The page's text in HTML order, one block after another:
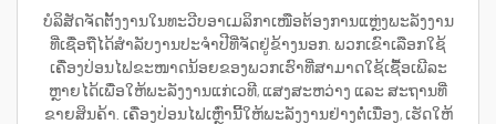
ບໍລິສັດຈັດຕັ້ງງານໃນທະວີບອາເມລິກາເໜືອຕ້ອງການແຫຼ່ງພະລັງງານ
ທີ່ເຊື່ອຖືໄດ້ສຳລັບງານປະຈຳປີທີ່ຈັດຢູ່ຂ້າງນອກ. ພວກເຂົາເລືອກໃຊ້
ເຄື່ອງປ່ອນໄຟຂະໜາດນ້ອຍຂອງພວກເຮົາທີ່ສາມາດໃຊ້ເຊື້ອເພີລະ
ຫຼາຍໄດ້ເພື່ອໃຫ້ພະລັງງານແກ່ເວທີ, ແສງສະຫວ່າງ ແລະ ສະຖານທີ່
ຂາຍສິນຄ້າ. ເຄື່ອງປ່ອນໄຟເຫຼົ່ານີ້ໃຫ້ພະລັງງານຢ່າງຕໍ່ເນື່ອງ, ເຮັດໃຫ້